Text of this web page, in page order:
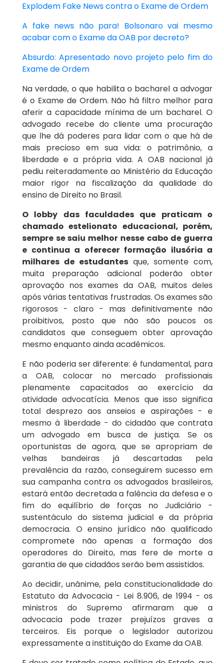
Explodem Fake News contra o Exame de Ordem
A fake news não para! Bolsonaro vai mesmo
acabar com o Exame da OAB por decreto?
Absurdo: Apresentado novo projeto pelo fim do
Exame de Ordem
Na verdade, o que habilita o bacharel a advogar
é o Exame de Ordem. Não há filtro melhor para
aferir a capacidade mínima de um bacharel. O
advogado recebe do cliente uma procuração
que lhe dá poderes para lidar com o que há de
mais precioso em sua vida: o patrimônio, a
liberdade e a própria vida. A OAB nacional já
pediu reiteradamente ao Ministério da Educação
maior rigor na fiscalização da qualidade do
ensino de Direito no Brasil.
O lobby das faculdades que praticam o
chamado estelionato educacional, porém,
sempre se saiu melhor nesse cabo de guerra
e continua a oferecer formação ilusória a
milhares de estudantes que, somente com,
muita preparação adicional poderão obter
aprovação nos exames da OAB, muitos deles
após várias tentativas frustradas. Os exames são
rigorosos - claro - mas definitivamente não
proibitivos, posto que não são poucos os
candidatos que conseguem obter aprovação
mesmo enquanto ainda acadêmicos.
E não poderia ser diferente: é fundamental, para
a OAB, colocar no mercado profissionais
plenamente capacitados ao exercício da
atividade advocatícia. Menos que isso significa
total desprezo aos anseios e aspirações - e
mesmo à liberdade - do cidadão que contrata
um advogado em busca de justiça. Se os
oportunistas de agora, que se apropriam de
velhas bandeiras já descartadas pela
prevalência da razão, conseguirem sucesso em
sua campanha contra os advogados brasileiros,
estará então decretada a falência da defesa e o
fim do equilíbrio de forças no Judiciário -
sustentáculo do sistema judicial e da própria
democracia. O ensino jurídico não qualificado
compromete não apenas a formação dos
operadores do Direito, mas fere de morte a
garantia de que cidadãos serão bem assistidos.
Ao decidir, unânime, pela constitucionalidade do
Estatuto da Advocacia - Lei 8.906, de 1994 - os
ministros do Supremo afirmaram que a
advocacia pode trazer prejuízos graves a
terceiros. Eis porque o legislador autorizou
expressamente a instituição do Exame da OAB.